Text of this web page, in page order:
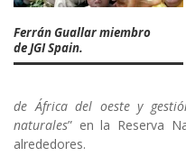
Ferrán Guallar miembro
de JGI Spain.
de África del oeste y
naturales” en la Reserva
alrededores.